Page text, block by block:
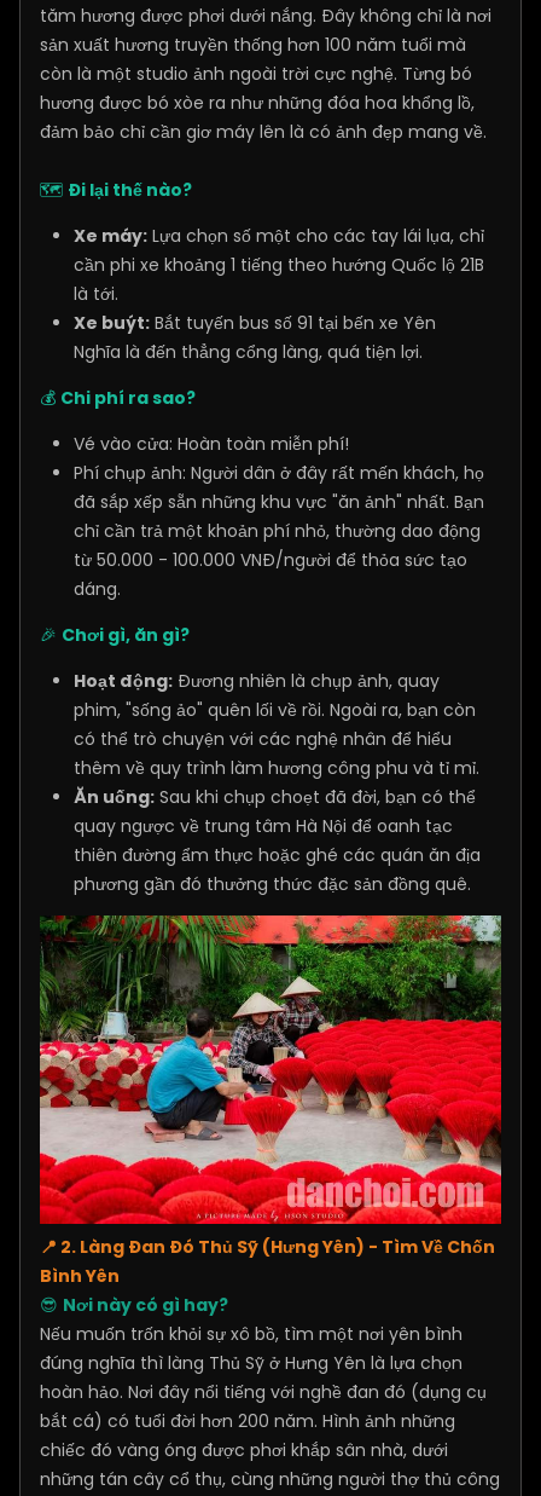
tăm hương được phơi dưới nắng. Đây không chỉ là nơi
sản xuất hương truyền thống hơn 100 năm tuổi mà
còn là một studio ảnh ngoài trời cực nghệ. Từng bó
hương được bó xòe ra như những đóa hoa khổng lồ,
đảm bảo chỉ cần giơ máy lên là có ảnh đẹp mang về.
🗺️ Đi lại thế nào?
Xe máy: Lựa chọn số một cho các tay lái lụa, chỉ
cần phi xe khoảng 1 tiếng theo hướng Quốc lộ 21B
là tới.
Xe buýt: Bắt tuyến bus số 91 tại bến xe Yên
Nghĩa là đến thẳng cổng làng, quá tiện lợi.
💰 Chi phí ra sao?
Vé vào cửa: Hoàn toàn miễn phí!
Phí chụp ảnh: Người dân ở đây rất mến khách, họ
đã sắp xếp sẵn những khu vực "ăn ảnh" nhất. Bạn
chỉ cần trả một khoản phí nhỏ, thường dao động
từ 50.000 - 100.000 VNĐ/người để thỏa sức tạo
dáng.
🎉 Chơi gì, ăn gì?
Hoạt động: Đương nhiên là chụp ảnh, quay
phim, "sống ảo" quên lối về rồi. Ngoài ra, bạn còn
có thể trò chuyện với các nghệ nhân để hiểu
thêm về quy trình làm hương công phu và tỉ mỉ.
Ăn uống: Sau khi chụp choẹt đã đời, bạn có thể
quay ngược về trung tâm Hà Nội để oanh tạc
thiên đường ẩm thực hoặc ghé các quán ăn địa
phương gần đó thưởng thức đặc sản đồng quê.
📍 2. Làng Đan Đó Thủ Sỹ (Hưng Yên) - Tìm Về Chốn
Bình Yên
😎 Nơi này có gì hay?
Nếu muốn trốn khỏi sự xô bồ, tìm một nơi yên bình
đúng nghĩa thì làng Thủ Sỹ ở Hưng Yên là lựa chọn
hoàn hảo. Nơi đây nổi tiếng với nghề đan đó (dụng cụ
bắt cá) có tuổi đời hơn 200 năm. Hình ảnh những
chiếc đó vàng óng được phơi khắp sân nhà, dưới
những tán cây cổ thụ, cùng những người thợ thủ công